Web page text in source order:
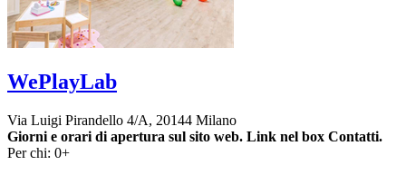
WePlayLab
Via Luigi Pirandello 4/A, 20144 Milano
Giorni e orari di apertura sul sito web. Link nel box Contatti.
Per chi: 0+